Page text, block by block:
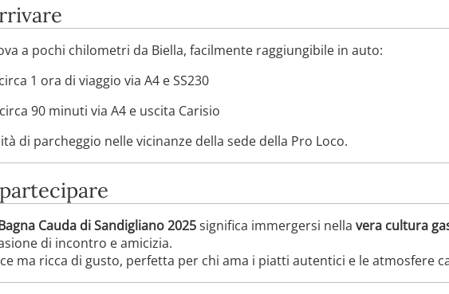
a pochi chilometri da Biella, facilmente raggiungibile in auto:
1 ora di viaggio via A4 e SS230
90 minuti via A4 e uscita Carisio
di parcheggio nelle vicinanze della sede della Pro Loco.
Cauda di Sandigliano 2025significa immergersi nella vera cultura
di incontro e amicizia.
ma ricca di gusto, perfetta per chi ama i piatti autentici e le atmosfere